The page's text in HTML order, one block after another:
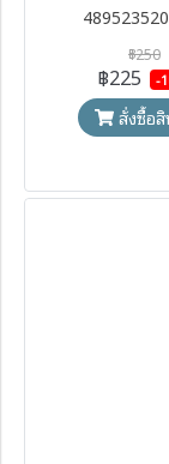
฿250
฿225 -
สั่งซื้อ